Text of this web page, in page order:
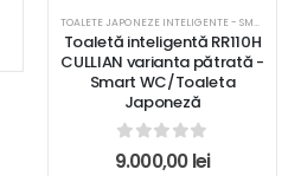
TOALETE JAPONEZE INTELIGENTE - SMART WC
Toaletă inteligentă RR110H
CULLIAN varianta pătrată -
Smart WC/Toaleta
Japoneză
0 out of 5
9.000,00lei